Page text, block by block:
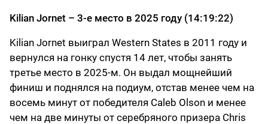
Kilian Jornet – 3-е место в 2025 году (14:19:22)
Kilian Jornet выиграл Western States в 2011 году и
вернулся на гонку спустя 14 лет, чтобы занять
третье место в 2025-м. Он выдал мощнейший
финиш и поднялся на подиум, отстав менее чем на
восемь минут от победителя Caleb Olson и менее
чем на две минуты от серебряного призера Chris